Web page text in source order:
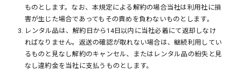
ものとします。なお、本規定による解約の場合当社は利用社に損
害が生じた場合であってもその責めを負わないものとします。
3. レンタル品は、解約日から14日以内に当社必着にて返却しなけ
ればなりません。返送の確認が取れない場合は、継続利用してい
るものと見なし解約のキャンセル、またはレンタル品の紛失と見
なし違約金を当社に支払うものとします。